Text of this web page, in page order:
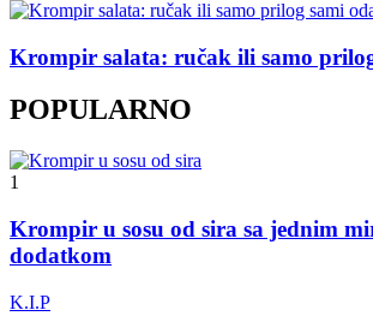
Krompir salata: ručak ili samo
POPULARNO
1
Krompir u sosu od sira sa jednim
dodatkom
K.I.P